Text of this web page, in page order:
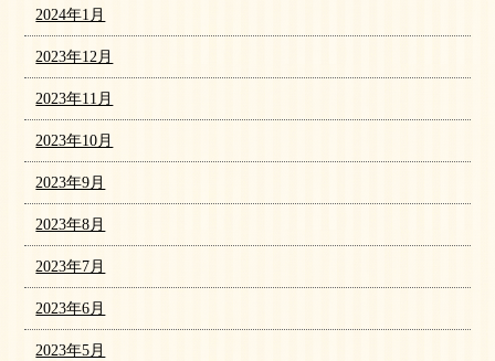
2024年1月
2023年12月
2023年11月
2023年10月
2023年9月
2023年8月
2023年7月
2023年6月
2023年5月